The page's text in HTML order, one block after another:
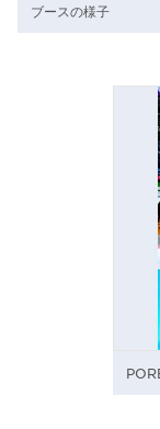
ブースの様子